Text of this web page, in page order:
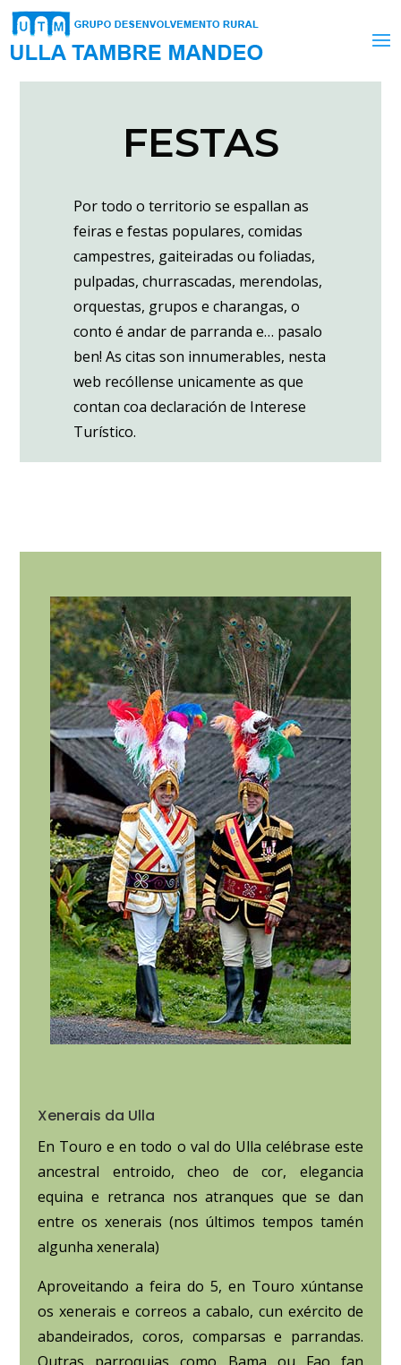
FESTAS
Por todo o territorio se espallan as
feiras e festas populares, comidas
campestres, gaiteiradas ou foliadas,
pulpadas, churrascadas, merendolas,
orquestas, grupos e charangas, o
conto é andar de parranda e… pasalo
ben! As citas son innumerables, nesta
web recóllense unicamente as que
contan coa declaración de Interese
Turístico.
Xenerais da Ulla
En Touro e en todo o val do Ulla celébrase este
ancestral entroido, cheo de cor, elegancia
equina e retranca nos atranques que se dan
entre os xenerais (nos últimos tempos tamén
algunha xenerala)
Aproveitando a feira do 5, en Touro xúntanse
os xenerais e correos a cabalo, cun exército de
abandeirados, coros, comparsas e parrandas.